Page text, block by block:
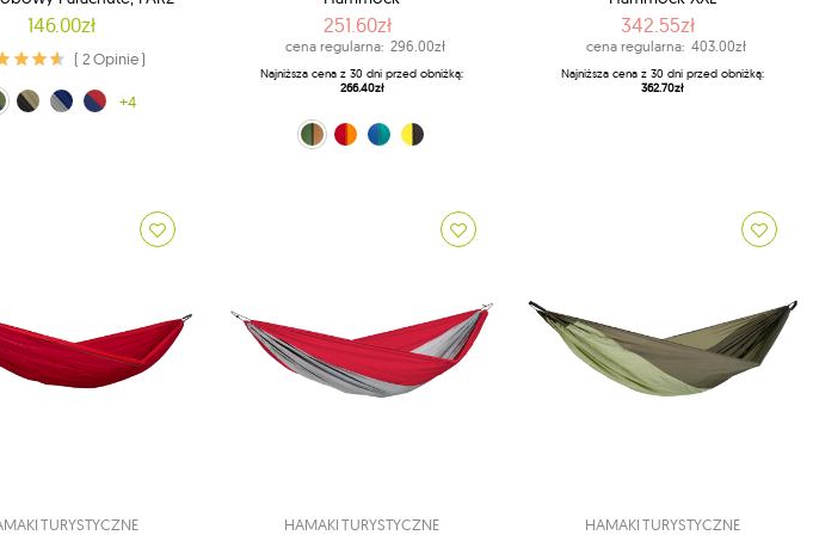
146.00zł
( 2 Opinie )
(PAR21)
czarny (PAR22)
brązowy (PAR24)
czerwono-niebieski (PAR25)
+4
251.60zł
cena regularna: 296.00zł
Najniższa cena z 30 dni przed obniżką:
266.40zł
Brązowy (Coyote)
pomarańczowy (Fire)
niebieski (Ice-blue)
czarny (Yellowstone)
342.55zł
cena regularna: 403.00zł
Najniższa cena z 30 dni przed obniżką:
362.70zł
TURYSTYCZNE HAMAKI TURYSTYCZNE HAMAKI TURYSTYCZNE